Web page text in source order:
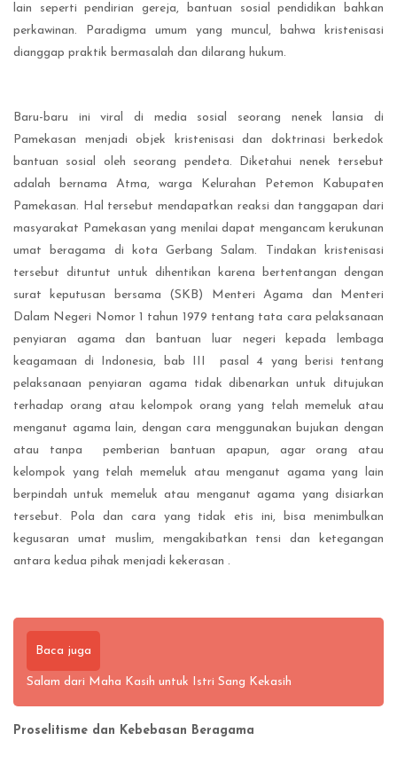
lain seperti pendirian gereja, bantuan sosial pendidikan bahkan
perkawinan. Paradigma umum yang muncul, bahwa kristenisasi
dianggap praktik bermasalah dan dilarang hukum.
Baru-baru ini viral di media sosial seorang nenek lansia di
Pamekasan menjadi objek kristenisasi dan doktrinasi berkedok
bantuan sosial oleh seorang pendeta. Diketahui nenek tersebut
adalah bernama Atma, warga Kelurahan Petemon Kabupaten
Pamekasan. Hal tersebut mendapatkan reaksi dan tanggapan dari
masyarakat Pamekasan yang menilai dapat mengancam kerukunan
umat beragama di kota Gerbang Salam. Tindakan kristenisasi
tersebut dituntut untuk dihentikan karena bertentangan dengan
surat keputusan bersama (SKB) Menteri Agama dan Menteri
Dalam Negeri Nomor 1 tahun 1979 tentang tata cara pelaksanaan
penyiaran agama dan bantuan luar negeri kepada lembaga
keagamaan di Indonesia, bab III pasal 4 yang berisi tentang
pelaksanaan penyiaran agama tidak dibenarkan untuk ditujukan
terhadap orang atau kelompok orang yang telah memeluk atau
menganut agama lain, dengan cara menggunakan bujukan dengan
atau tanpa pemberian bantuan apapun, agar orang atau
kelompok yang telah memeluk atau menganut agama yang lain
berpindah untuk memeluk atau menganut agama yang disiarkan
tersebut. Pola dan cara yang tidak etis ini, bisa menimbulkan
kegusaran umat muslim, mengakibatkan tensi dan ketegangan
antara kedua pihak menjadi kekerasan .
Baca juga
Salam dari Maha Kasih untuk Istri Sang Kekasih
Proselitisme dan Kebebasan Beragama